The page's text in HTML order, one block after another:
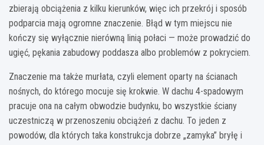
zbierają obciążenia z kilku kierunków, więc ich przekrój i sposób
podparcia mają ogromne znaczenie. Błąd w tym miejscu nie
kończy się wyłącznie nierówną linią połaci — może prowadzić do
ugięć, pękania zabudowy poddasza albo problemów z pokryciem.
Znaczenie ma także murłata, czyli element oparty na ścianach
nośnych, do którego mocuje się krokwie. W dachu 4-spadowym
pracuje ona na całym obwodzie budynku, bo wszystkie ściany
uczestniczą w przenoszeniu obciążeń z dachu. To jeden z
powodów, dla których taka konstrukcja dobrze „zamyka” bryłę i